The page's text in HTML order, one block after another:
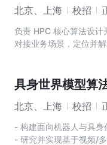
北京、上海 校招
负责 HPC 核心算法设计
对接业务场景，定位并
具身世界模型算
北京、上海 校招
- 构建面向机器人与具身
- 研究并实现基于视频/